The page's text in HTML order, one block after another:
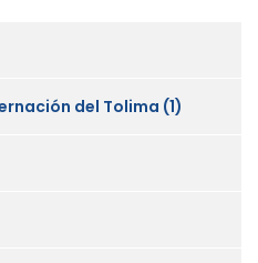
del Tolima (1)